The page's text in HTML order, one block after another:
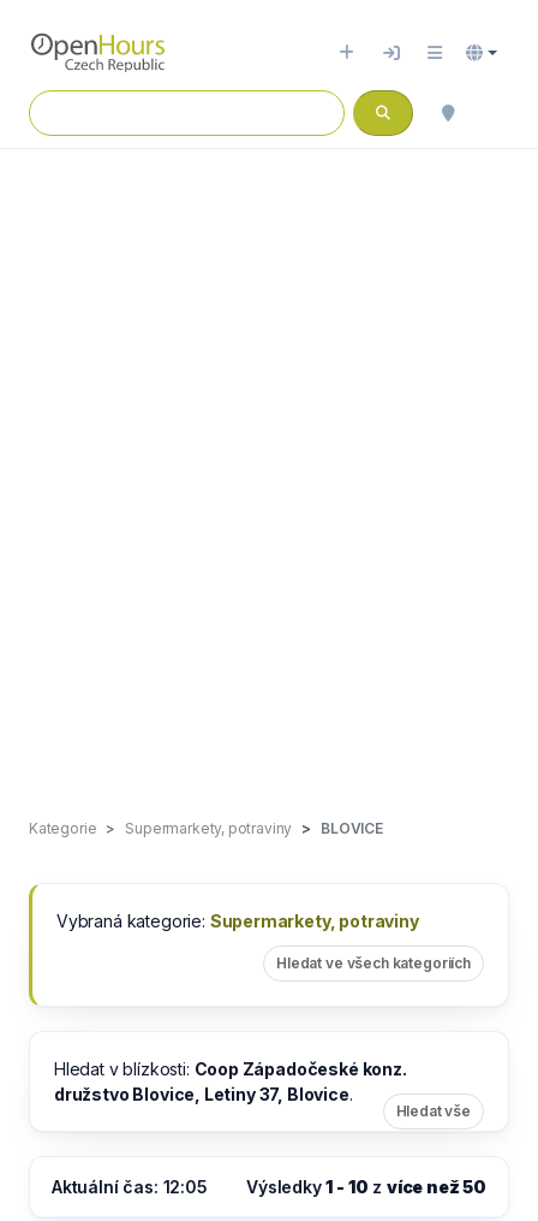
Kategorie Supermarkety, potraviny BLOVICE
Vybraná kategorie: Supermarkety, potraviny
Hledat ve všech kategoriích
Hledat v blízkosti: Coop Západočeské konz.
družstvo Blovice, Letiny 37, Blovice.
Hledat vše
Aktuální čas: 12:05 Výsledky1 - 10 z více než 50